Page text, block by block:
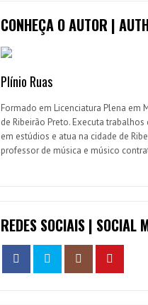
CONHEÇA O AUTOR |
Plínio Ruas
Formado em Licenciatura Plena em
de Ribeirão Preto. Executa
em estúdios e atua na cidade de
professor de música e músico
REDES SOCIAIS | SOCIAL